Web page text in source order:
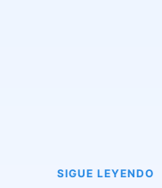
SIGUE LEYENDO